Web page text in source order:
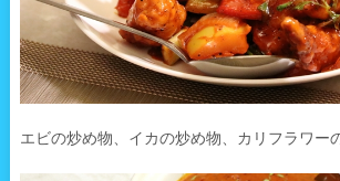
エビの炒め物、イカの炒め物、カリフラワー